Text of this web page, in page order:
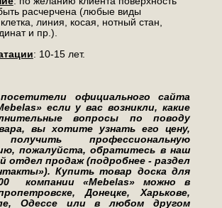
расчерчена (любые виды
линия, косая, нотный стан,
и пр.).
: 10-15 лет.
официального сайта
если у вас возникли, какие
вопросы по поводу
вы хотите узнать его цену,
профессиональную
пожалуйста, обратитесь в наш
отдел продаж (подробнее - раздел
Купить товар доска для
компании «Mebelas» можно в
Донецке, Харькове,
Одессе или в любом другом